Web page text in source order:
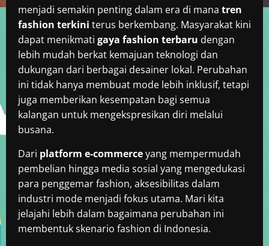
menjadi semakin penting dalam era di mana tren
fashion terkini terus berkembang. Masyarakat kini
dapat menikmati gaya fashion terbaru dengan
lebih mudah berkat kemajuan teknologi dan
dukungan dari berbagai desainer lokal. Perubahan
ini tidak hanya membuat mode lebih inklusif, tetapi
juga memberikan kesempatan bagi semua
kalangan untuk mengekspresikan diri melalui
busana.
Dari platform e-commerceyang mempermudah
pembelian hingga media sosial yang mengedukasi
para penggemar fashion, aksesibilitas dalam
industri mode menjadi fokus utama. Mari kita
jelajahi lebih dalam bagaimana perubahan ini
membentuk skenario fashion di Indonesia.